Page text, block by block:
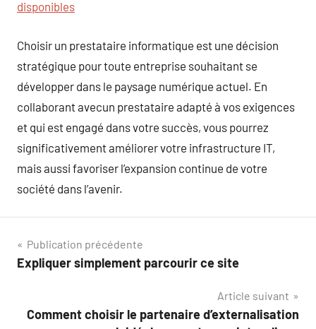
disponibles
Choisir un prestataire informatique est une décision
stratégique pour toute entreprise souhaitant se
développer dans le paysage numérique actuel. En
collaborant avecun prestataire adapté à vos exigences
et qui est engagé dans votre succès, vous pourrez
significativement améliorer votre infrastructure IT,
mais aussi favoriser l’expansion continue de votre
société dans l’avenir.
Navigation
de
Publication précédente
Expliquer simplement parcourir ce site
Article suivant
Comment choisir le partenaire d’externalisation